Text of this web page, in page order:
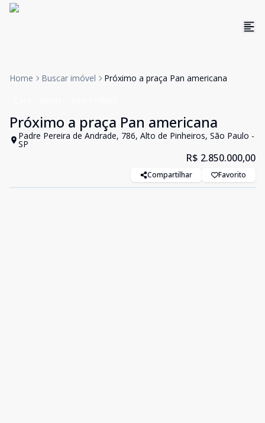
Home Buscar imóvel Próximo a praça Pan americana
Próximo a praça Pan americana
Padre Pereira de Andrade, 786, Alto de Pinheiros, São Paulo -
SP
R$ 2.850.000,00
Compartilhar Favorito